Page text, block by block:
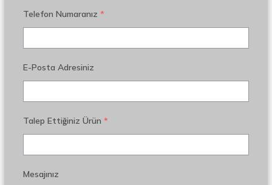
Telefon Numaranız *
E-Posta Adresiniz
Talep Ettiğiniz Ürün *
Mesajınız